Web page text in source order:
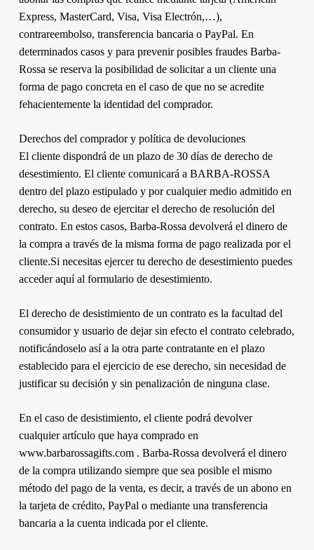
Express, MasterCard, Visa, Visa Electrón,…),
contrareembolso, transferencia bancaria o PayPal. En
determinados casos y para prevenir posibles fraudes Barba-
Rossa se reserva la posibilidad de solicitar a un cliente una
forma de pago concreta en el caso de que no se acredite
fehacientemente la identidad del comprador.
Derechos del comprador y política de devoluciones
El cliente dispondrá de un plazo de 30 días de derecho de
desestimiento. El cliente comunicará a BARBA-ROSSA
dentro del plazo estipulado y por cualquier medio admitido en
derecho, su deseo de ejercitar el derecho de resolución del
contrato. En estos casos, Barba-Rossa devolverá el dinero de
la compra a través de la misma forma de pago realizada por el
cliente.Si necesitas ejercer tu derecho de desestimiento puedes
acceder aquí al formulario de desestimiento.
El derecho de desistimiento de un contrato es la facultad del
consumidor y usuario de dejar sin efecto el contrato celebrado,
notificándoselo así a la otra parte contratante en el plazo
establecido para el ejercicio de ese derecho, sin necesidad de
justificar su decisión y sin penalización de ninguna clase.
En el caso de desistimiento, el cliente podrá devolver
cualquier artículo que haya comprado en
www.barbarossagifts.com . Barba-Rossa devolverá el dinero
de la compra utilizando siempre que sea posible el mismo
método del pago de la venta, es decir, a través de un abono en
la tarjeta de crédito, PayPal o mediante una transferencia
bancaria a la cuenta indicada por el cliente.